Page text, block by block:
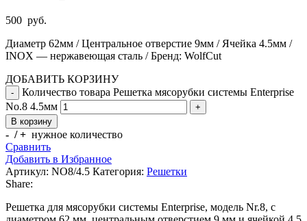
500 руб.
Диаметр 62мм / Центральное отверстие 9мм / Ячейка 4.5мм /
INOX — нержавеющая сталь / Бренд: WolfCut
ДОБАВИТЬ КОРЗИНУ
Количество товара Решетка мясорубки системы Enterprise
No.8 4.5мм
В корзину
- / + нужное количество
Сравнить
Добавить в Избранное
Артикул: NO8/4.5 Категория: Решетки
Share:
Решетка для мясорубки системы Enterprise, модель Nr.8, с